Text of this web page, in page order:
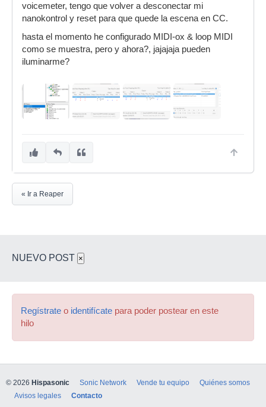
voicemeter, tengo que volver a desconectar mi
nanokontrol y reset para que quede la escena en CC.
hasta el momento he configurado MIDI-ox & loop MIDI
como se muestra, pero y ahora?, jajajaja pueden
iluminarme?
« Ir a Reaper
NUEVO POST ×
Regístrate o identifícate para poder postear en este
hilo
© 2026 Hispasonic Sonic Network Vende tu equipo
Quiénes somos
Avisos legales
Contacto